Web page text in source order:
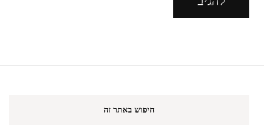
חיפוש באתר זה